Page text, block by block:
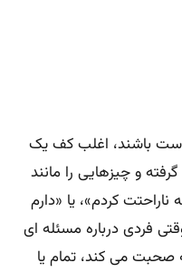
باشند، اغلب کف یک
و چیزهایی را مانند
کردم»، یا «دارم
فردی درباره مسئله ای
صحبت می کند، تمام یا